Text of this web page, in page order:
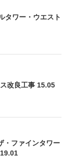
タワー・ウエスト
改良工事 15.05
・ファインタワー